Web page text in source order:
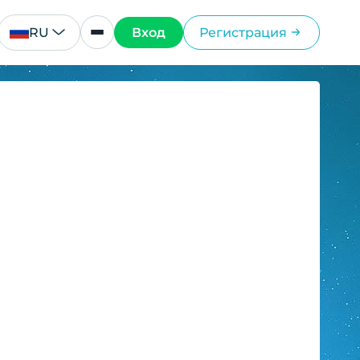
RU Вход Регистрация